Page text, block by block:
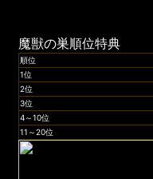
魔獣の巣順位特典
順位
1位
2位
3位
4～10位
11～20位